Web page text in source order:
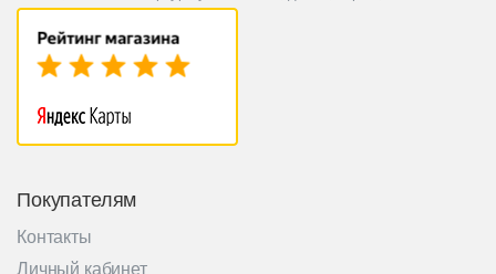
Покупателям
Контакты
Личный кабинет